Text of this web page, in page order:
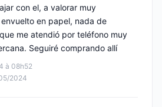
à 08h52
2024
con el, a valorar muy
en papel, nada de
me atendió por teléfono muy
Seguiré comprando allí